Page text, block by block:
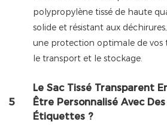
polypropylène tissé de haute
solide et résistant aux
une protection optimale de vos
le transport et le stockage.
5
Le Sac Tissé Transparent
Être Personnalisé Avec
Étiquettes ?